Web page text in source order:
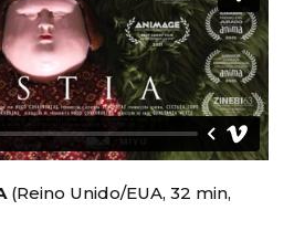
(Reino Unido/EUA, 32 min,